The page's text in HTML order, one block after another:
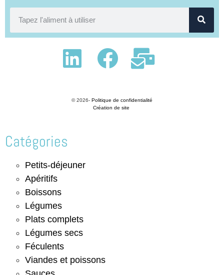
Catégories
Petits-déjeuner
Apéritifs
Boissons
Légumes
Plats complets
Légumes secs
Féculents
Viandes et poissons
© 2026- Politique de confidentialité
Création de site